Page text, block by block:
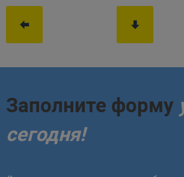
Заполните форму
сегодня!